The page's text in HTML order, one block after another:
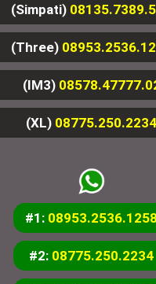
(Simpati)
(Three)
(IM3)
(XL) 08775.250.2234
#1: 08953.2536.1258
#2: 08775.250.2234